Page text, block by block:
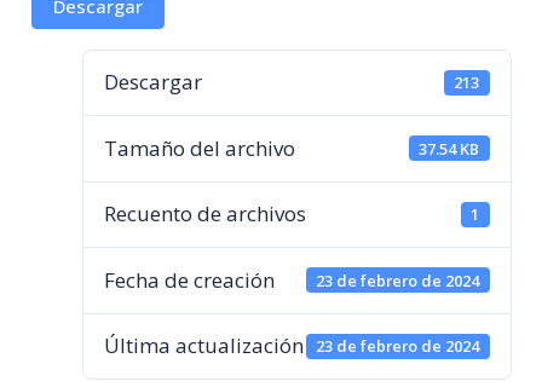
Descargar
Descargar 213
Tamaño del archivo 37.54 KB
Recuento de archivos 1
Fecha de creación 23 de febrero de 2024
Última actualización 23 de febrero de 2024